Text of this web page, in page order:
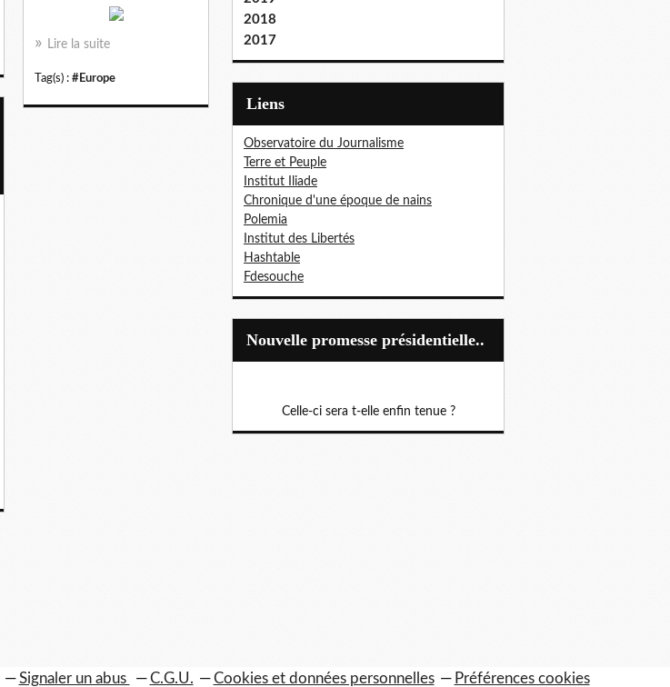
Lire la suite
Tag(s) : #Europe
2018
2017
Liens
Observatoire du Journalisme
Terre et Peuple
Institut Iliade
Chronique d'une époque de nains
Polemia
Institut des Libertés
Hashtable
Fdesouche
Nouvelle promesse présidentielle..
Celle-ci sera t-elle enfin tenue ?
Signaler un abus C.G.U. Cookies et données personnelles Préférences cookies